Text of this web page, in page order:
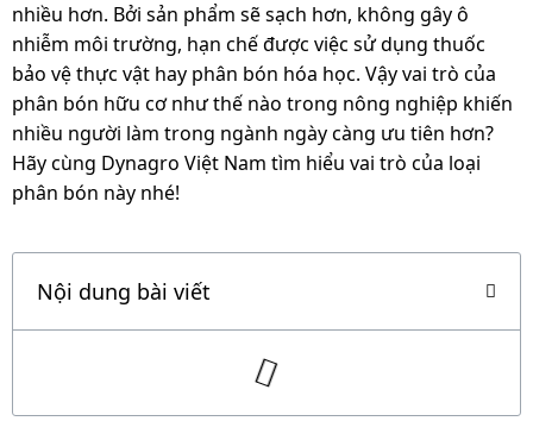
nhiều hơn. Bởi sản phẩm sẽ sạch hơn, không gây ô
nhiễm môi trường, hạn chế được việc sử dụng thuốc
bảo vệ thực vật hay phân bón hóa học. Vậy vai trò của
phân bón hữu cơ như thế nào trong nông nghiệp khiến
nhiều người làm trong ngành ngày càng ưu tiên hơn?
Hãy cùng Dynagro Việt Nam tìm hiểu vai trò của loại
phân bón này nhé!
Nội dung bài viết